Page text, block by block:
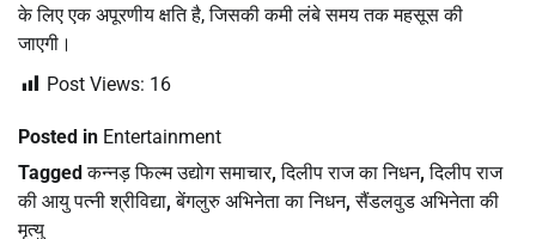
के लिए एक अपूरणीय क्षति है, जिसकी कमी लंबे समय तक महसूस की
जाएगी।
Post Views: 16
Posted in Entertainment
Taggedकन्नड़ फिल्म उद्योग समाचार,दिलीप राज का निधन,दिलीप राज
की आयु पत्नी श्रीविद्या,बेंगलुरु अभिनेता का निधन,सैंडलवुड अभिनेता की
मृत्यु